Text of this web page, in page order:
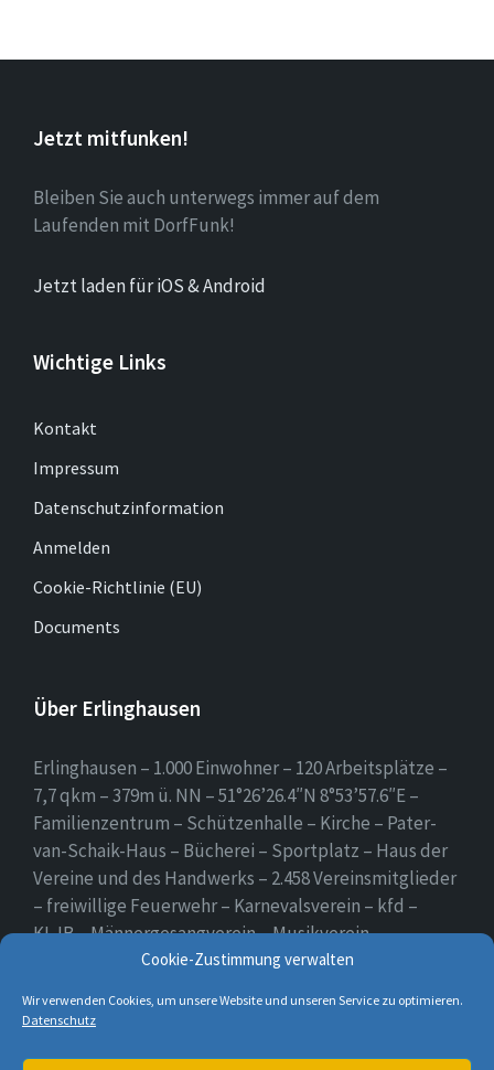
Cookie-Zustimmung verwalten
Wir verwenden Cookies, um unsere Website und unseren Service zu optimieren.
Datenschutz
Jetzt mitfunken!
Bleiben Sie auch unterwegs immer auf dem
Laufenden mit DorfFunk!
Jetzt laden für iOS & Android
Wichtige Links
Kontakt
Impressum
Datenschutzinformation
Anmelden
Cookie-Richtlinie (EU)
Documents
Über Erlinghausen
Erlinghausen – 1.000 Einwohner – 120 Arbeitsplätze –
7,7 qkm – 379m ü. NN – 51°26’26.4″N 8°53’57.6″E –
Familienzentrum – Schützenhalle – Kirche – Pater-
van-Schaik-Haus – Bücherei – Sportplatz – Haus der
Vereine und des Handwerks – 2.458 Vereinsmitglieder
– freiwillige Feuerwehr – Karnevalsverein – kfd –
KLJB – Männergesangverein – Musikverein –
Schützenverein – Sportverein – Use Erlingsen – das